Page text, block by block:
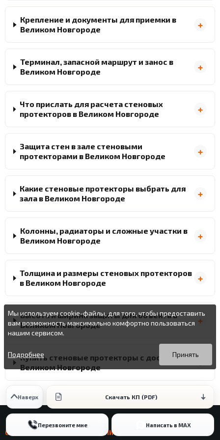
Крепление и документы для приемки в
Великом Новгороде
Терминал, запасной маршрут и занос в
Великом Новгороде
Что прислать для расчета стеновых
протекторов в Великом Новгороде
Защита стен в зале стеновыми
протекторами в Великом Новгороде
Какие стеновые протекторы выбрать для
зала в Великом Новгороде
Колонны, радиаторы и сложные участки в
Великом Новгороде
Толщина и размеры стеновых протекторов
в Великом Новгороде
Высота и ширина защиты для объекта в
Великом Новгороде
Купить стеновые протекторы с доставкой в
Великом Новгороде
СТЕНОВЫЕ ПРОТЕКТОРЫ / ТЕХНИЧЕСКИЕ ПРИМЕРЫ
Наверх Скачать КП (PDF)
Перезвоните мне Написать в MAX
Мы используем cookie-файлы, для того, чтобы предоставить
вам возможность максимально комфортно пользоваться
нашим сервисом.
Вы можете подробнее прочитать о cookie-файлах в открытых
источниках или изменить настройки своего браузера.
Продолжая пользоваться данным сайтом без изменения
настроек вы даете согласие на использование ваших cookie-
файлов.
Принять
Подробнее